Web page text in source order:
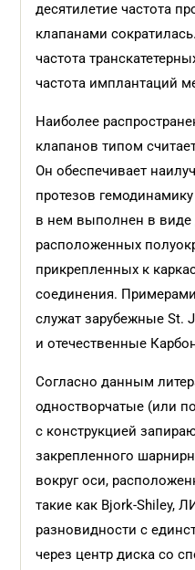
десятилетие частота
клапанами
частота
частота имплантаций
Наиболее
клапанов типом
Он обеспечивает
протезов
в нем выполнен в виде
расположенных
прикрепленных к
соединения.
служат зарубежные St.
и отечественные
Согласно данным
одностворчатые (или
с конструкцией
закрепленного
вокруг оси,
такие как Bjork-Shiley,
разновидности с
через центр диска со